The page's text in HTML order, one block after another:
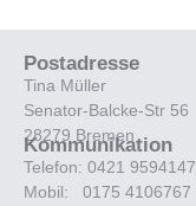
Postadresse
Tina Müller
Senator-Balcke-Str 56
28279 Bremen
Kommunikation
Telefon: 0421 9594147
Mobil: 0175 4106767